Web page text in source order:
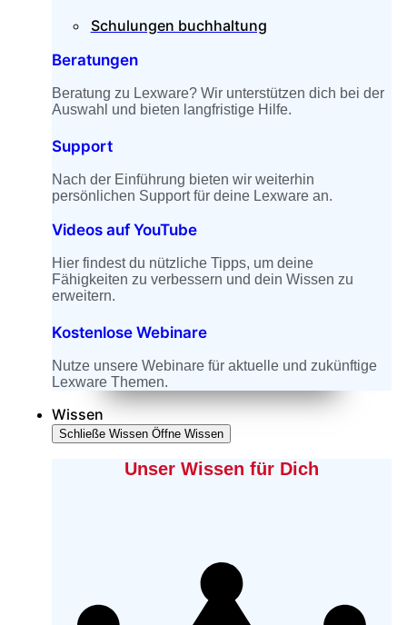
Schulungen buchhaltung
Beratungen
Beratung zu Lexware? Wir unterstützen dich bei der
Auswahl und bieten langfristige Hilfe.
Support
Nach der Einführung bieten wir weiterhin
persönlichen Support für deine Lexware an.
Videos auf YouTube
Hier findest du nützliche Tipps, um deine
Fähigkeiten zu verbessern und dein Wissen zu
erweitern.
Kostenlose Webinare
Nutze unsere Webinare für aktuelle und zukünftige
Lexware Themen.
Wissen
Schließe Wissen Öffne Wissen
Unser Wissen für Dich